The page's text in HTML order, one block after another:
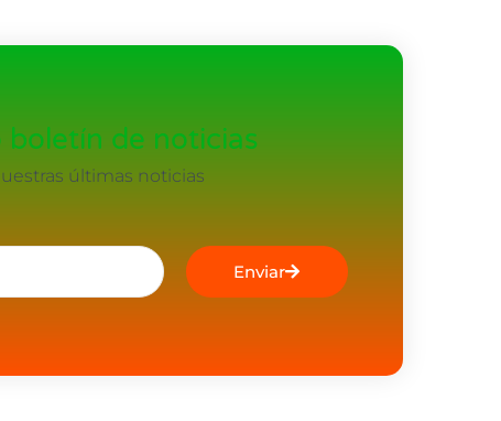
boletín de noticias
últimas noticias
Enviar